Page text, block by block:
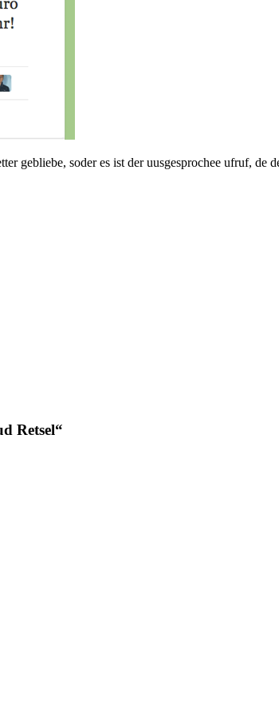
gebliebe, soder es ist der uusgesprochee ufruf,
Retsel“